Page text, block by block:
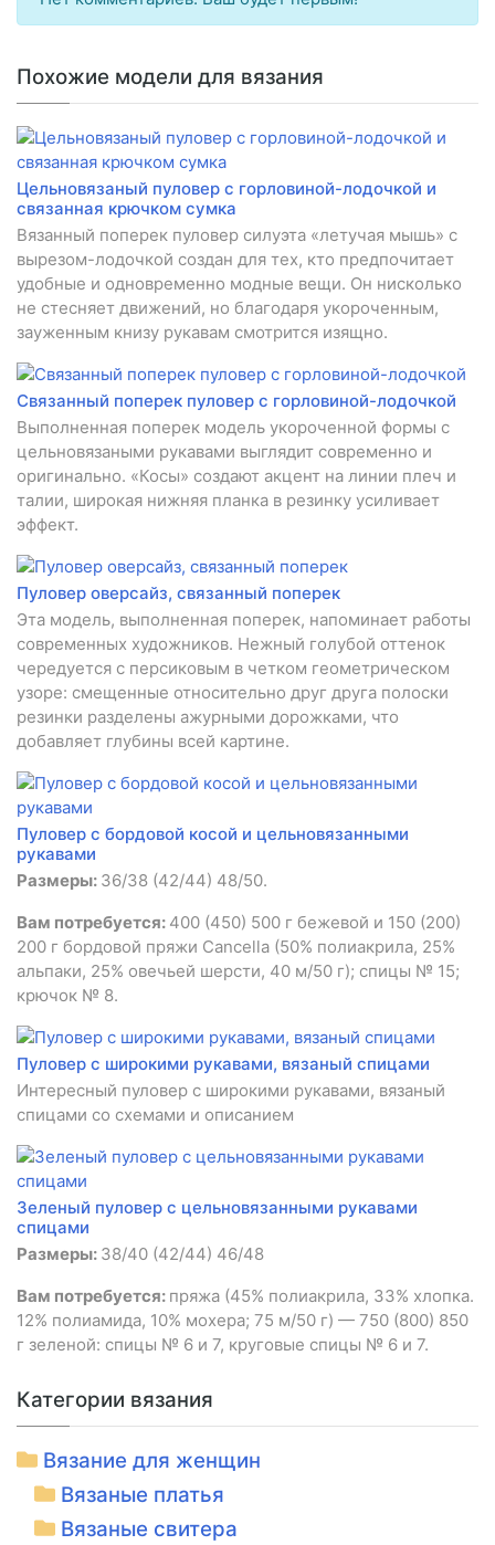
Похожие модели для вязания
Цельновязаный пуловер с горловиной-лодочкой и
связанная крючком сумка
Вязанный поперек пуловер силуэта «летучая мышь» с
вырезом-лодочкой создан для тех, кто предпочитает
удобные и одновременно модные вещи. Он нисколько
не стесняет движений, но благодаря укороченным,
зауженным книзу рукавам смотрится изящно.
Связанный поперек пуловер с горловиной-лодочкой
Выполненная поперек модель укороченной формы с
цельновязаными рукавами выглядит современно и
оригинально. «Косы» создают акцент на линии плеч и
талии, широкая нижняя планка в резинку усиливает
эффект.
Пуловер оверсайз, связанный поперек
Эта модель, выполненная поперек, напоминает работы
современных художников. Нежный голубой оттенок
чередуется с персиковым в четком геометрическом
узоре: смещенные относительно друг друга полоски
резинки разделены ажурными дорожками, что
добавляет глубины всей картине.
Пуловер с бордовой косой и цельновязанными
рукавами
Размеры: 36/38 (42/44) 48/50.
Вам потребуется: 400 (450) 500 г бежевой и 150 (200)
200 г бордовой пряжи Cancella (50% полиакрила, 25%
альпаки, 25% овечьей шерсти, 40 м/50 г); спицы № 15;
крючок № 8.
Пуловер с широкими рукавами, вязаный спицами
Интересный пуловер с широкими рукавами, вязаный
спицами со схемами и описанием
Зеленый пуловер с цельновязанными рукавами
спицами
Размеры: 38/40 (42/44) 46/48
Вам потребуется: пряжа (45% полиакрила, 33% хлопка.
12% полиамида, 10% мохера; 75 м/50 г) — 750 (800) 850
г зеленой: спицы № 6 и 7, круговые спицы № 6 и 7.
Категории вязания
Вязание для женщин
Вязаные платья
Вязаные свитера